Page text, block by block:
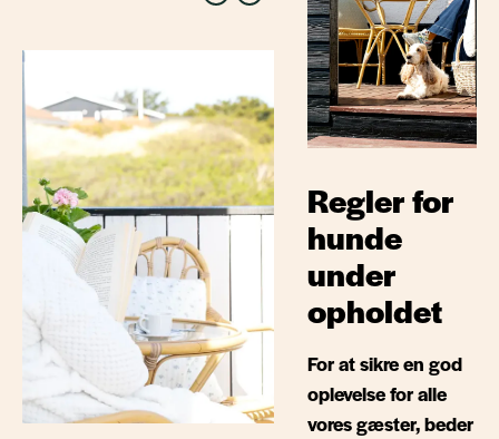
Regler for
hunde
under
opholdet
For at sikre en god
oplevelse for alle
vores gæster, beder